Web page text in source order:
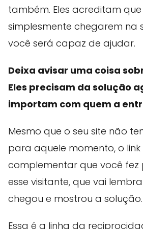
também. Eles acreditam que
simplesmente chegarem na
você será capaz de ajudar.
Deixa avisar uma coisa
Eles precisam da solução
importam com quem a
Mesmo que o seu site não
para aquele momento, o link
complementar que você
esse visitante, que vai
chegou e mostrou a solução.
Essa é a linha da